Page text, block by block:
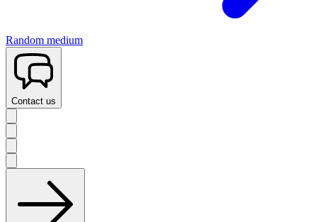
Random medium
Contact us